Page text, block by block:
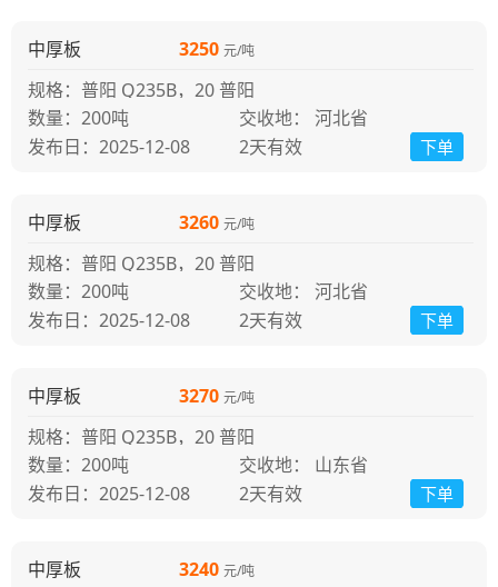
中厚板 3250 元/吨
发布日：2025-12-08
规格：普阳 Q235B，20 普阳
下单
200吨
交收地： 河北省
2天有效
中厚板 3260 元/吨
发布日：2025-12-08
规格：普阳 Q235B，20 普阳
下单
200吨
交收地： 河北省
2天有效
中厚板 3270 元/吨
发布日：2025-12-08
规格：普阳 Q235B，20 普阳
下单
200吨
交收地： 山东省
2天有效
中厚板 3240 元/吨